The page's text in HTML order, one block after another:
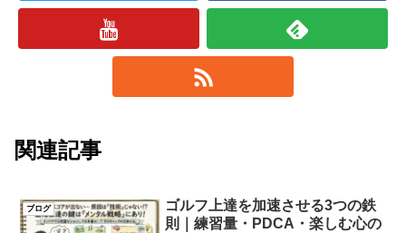
関連記事
ブログ
ゴルフ上達を加速させる3つの鉄
則｜練習量・PDCA・楽しむ心の